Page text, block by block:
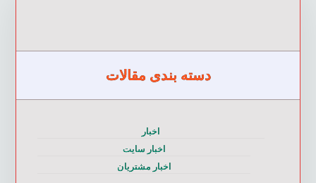
دسته بندی مقالات
اخبار
اخبار سایت
اخبار مشتریان